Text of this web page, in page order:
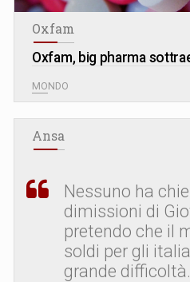
Oxfam
Oxfam, big pharma
MONDO
Ansa
Nessuno ha
dimissioni di
pretendo che il
soldi per gli
grande difficoltà.